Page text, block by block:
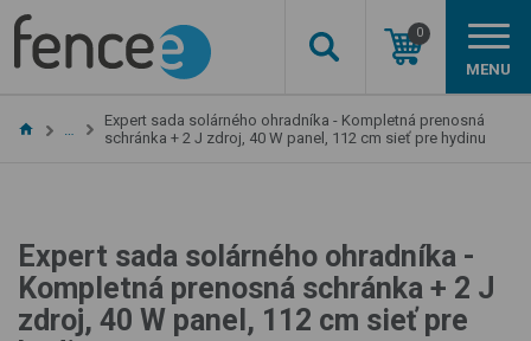
0
MENU
…
Expert sada solárného ohradníka - Kompletná prenosná
schránka + 2 J zdroj, 40 W panel, 112 cm sieť pre hydinu
Expert sada solárného ohradníka -
Kompletná prenosná schránka + 2 J
zdroj, 40 W panel, 112 cm sieť pre